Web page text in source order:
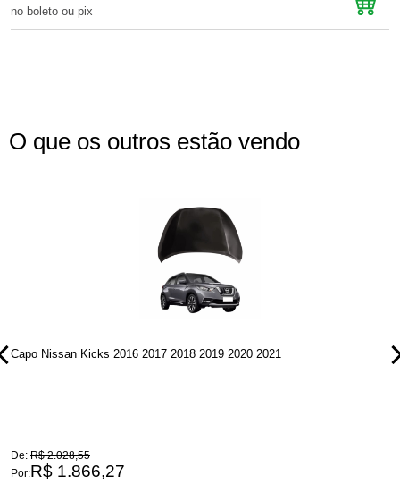
no boleto ou pix
O que os outros estão vendo
Capo Nissan Kicks 2016 2017 2018 2019 2020 2021
De: R$ 2.028,55
Por:R$ 1.866,27